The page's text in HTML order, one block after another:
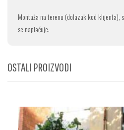
Montaža na terenu (dolazak kod klijenta),
se naplaćuje.
OSTALI PROIZVODI